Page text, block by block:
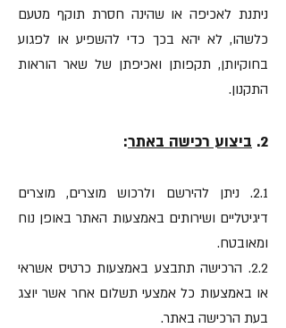
ניתנת לאכיפה או שהינה חסרת תוקף מטעם
כלשהו, לא יהא בכך כדי להשפיע או לפגוע
בחוקיותן, תקפותן ואכיפתן של שאר הוראות
התקנון.
2. ביצוע רכישה באתר:
2.1. ניתן להירשם ולרכוש מוצרים, מוצרים
דיגיטליים ושירותים באמצעות האתר באופן נוח
ומאובטח.
2.2. הרכישה תתבצע באמצעות כרטיס אשראי
או באמצעות כל אמצעי תשלום אחר אשר יוצג
בעת הרכישה באתר.